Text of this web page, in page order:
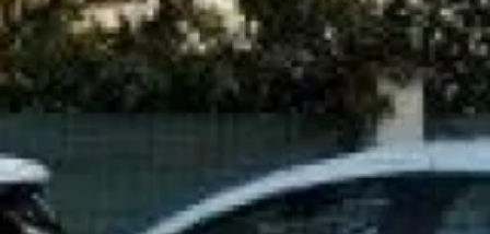
Téléphone*
Email*